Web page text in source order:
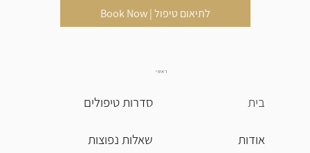
Book Now | לתיאום טיפול
סדרות טיפולים
שאלות נפוצות
ראשי
בית
אודות